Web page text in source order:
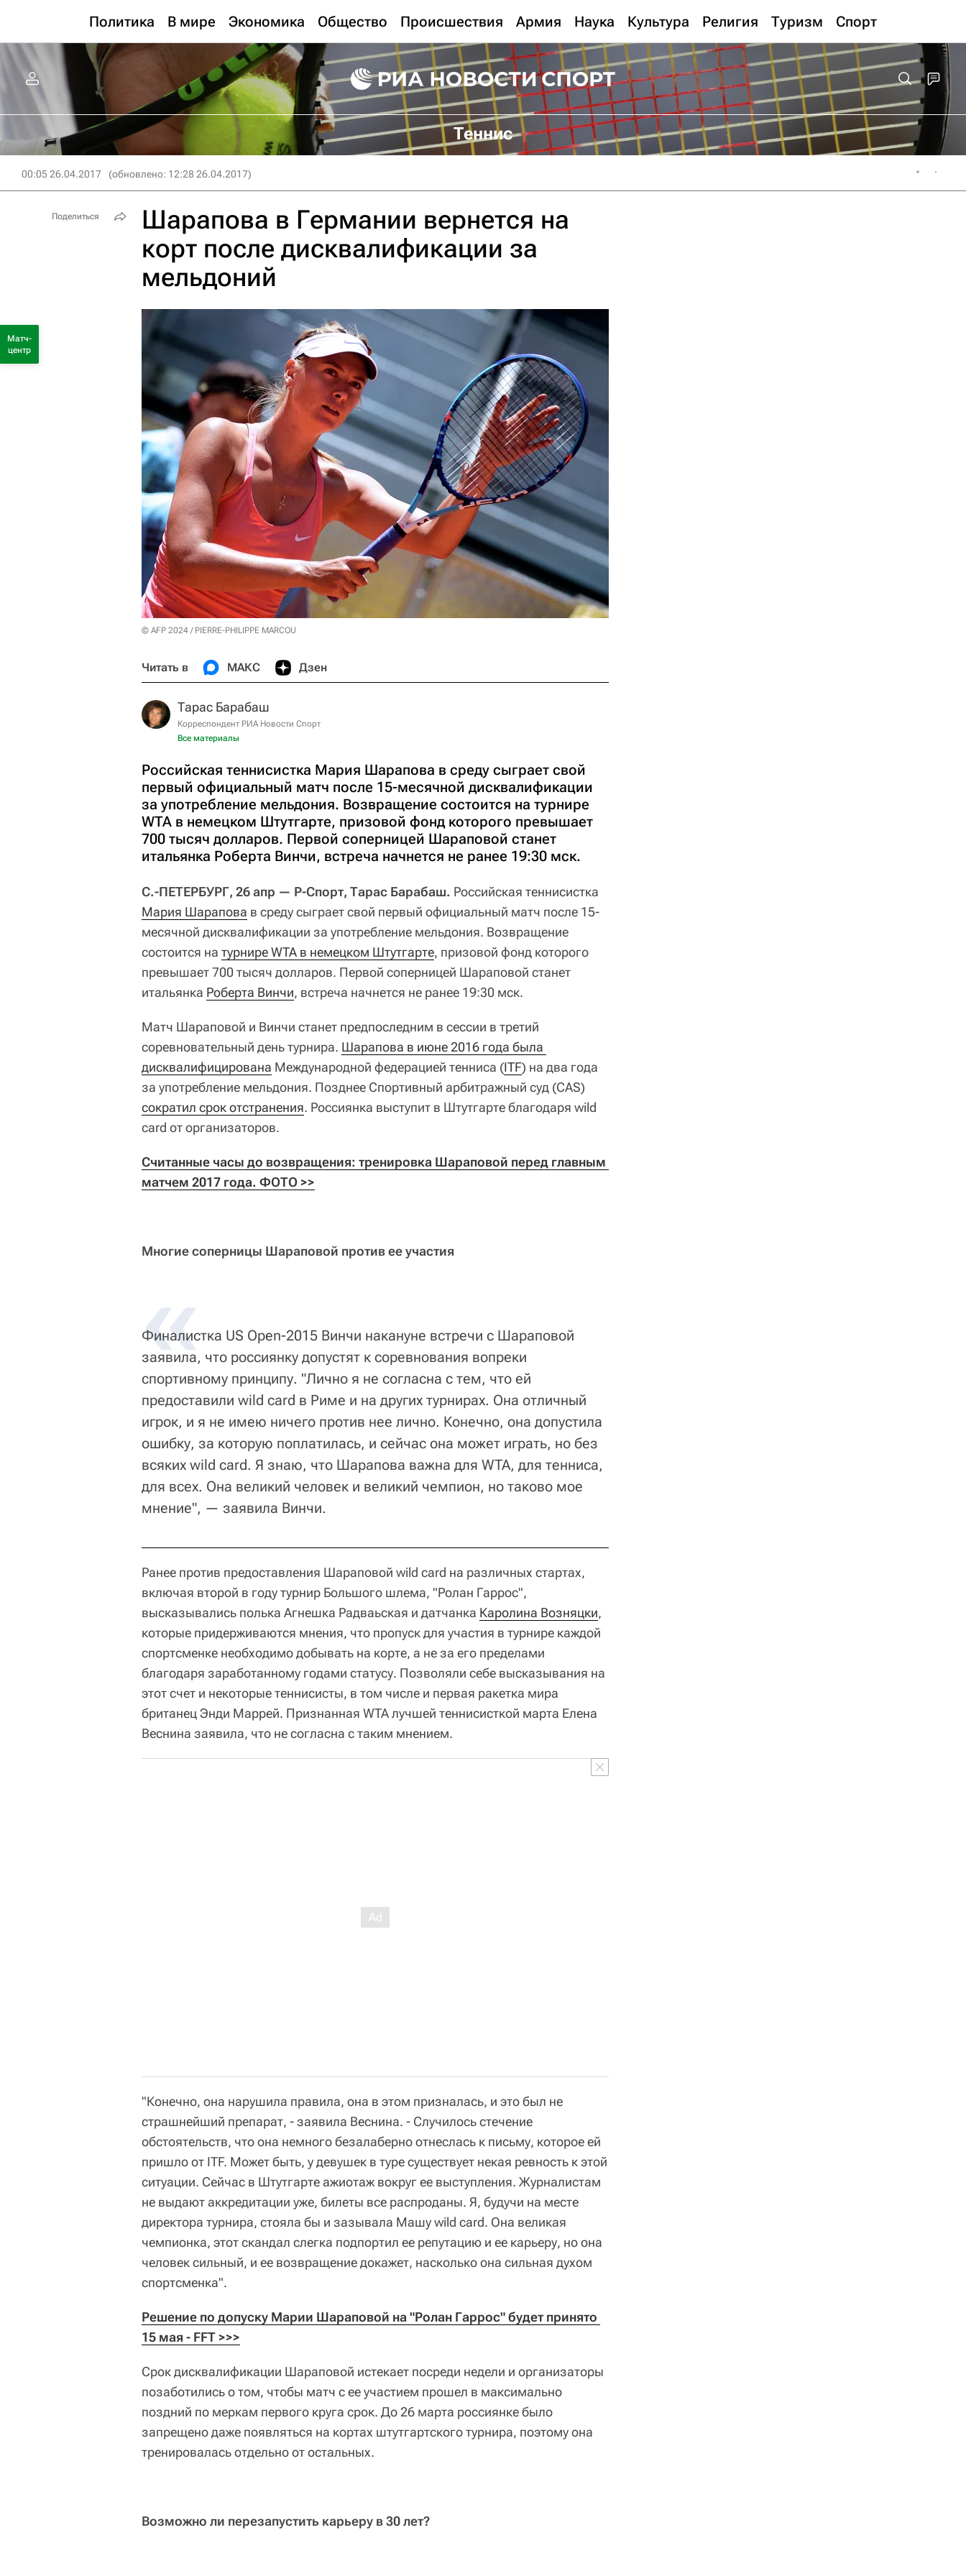
Политика В мире Экономика Общество Происшествия Армия Наука Культура Религия Туризм Спорт
Теннис
00:05 26.04.2017 (обновлено: 12:28 26.04.2017)
Шарапова в Германии вернется на
корт после дисквалификации за
мельдоний
© AFP 2024 / PIERRE-PHILIPPE MARCOU
Читать в МАКС Дзен
Тарас Барабаш
Корреспондент РИА Новости Спорт
Все материалы
Российская теннисистка Мария Шарапова в среду сыграет свой
первый официальный матч после 15-месячной дисквалификации
за употребление мельдония. Возвращение состоится на турнире
WTA в немецком Штутгарте, призовой фонд которого превышает
700 тысяч долларов. Первой соперницей Шараповой станет
итальянка Роберта Винчи, встреча начнется не ранее 19:30 мск.
С.-ПЕТЕРБУРГ, 26 апр — Р-Спорт, Тарас Барабаш. Российская теннисистка
Мария Шарапова в среду сыграет свой первый официальный матч после 15-
месячной дисквалификации за употребление мельдония. Возвращение
состоится на турнире WTA в немецком Штутгарте, призовой фонд которого
превышает 700 тысяч долларов. Первой соперницей Шараповой станет
итальянка Роберта Винчи, встреча начнется не ранее 19:30 мск.
Матч Шараповой и Винчи станет предпоследним в сессии в третий
соревновательный день турнира. Шарапова в июне 2016 года была
дисквалифицирована Международной федерацией тенниса (ITF) на два года
за употребление мельдония. Позднее Спортивный арбитражный суд (CAS)
сократил срок отстранения. Россиянка выступит в Штутгарте благодаря wild
card от организаторов.
Считанные часы до возвращения: тренировка Шараповой перед главным
матчем 2017 года. ФОТО >>
Многие соперницы Шараповой против ее участия
Финалистка US Open-2015 Винчи накануне встречи с Шараповой
заявила, что россиянку допустят к соревнования вопреки
спортивному принципу. "Лично я не согласна с тем, что ей
предоставили wild card в Риме и на других турнирах. Она отличный
игрок, и я не имею ничего против нее лично. Конечно, она допустила
ошибку, за которую поплатилась, и сейчас она может играть, но без
всяких wild card. Я знаю, что Шарапова важна для WTA, для тенниса,
для всех. Она великий человек и великий чемпион, но таково мое
мнение", — заявила Винчи.
Ранее против предоставления Шараповой wild card на различных стартах,
включая второй в году турнир Большого шлема, "Ролан Гаррос",
высказывались полька Агнешка Радваьская и датчанка Каролина Возняцки,
которые придерживаются мнения, что пропуск для участия в турнире каждой
спортсменке необходимо добывать на корте, а не за его пределами
благодаря заработанному годами статусу. Позволяли себе высказывания на
этот счет и некоторые теннисисты, в том числе и первая ракетка мира
британец Энди Маррей. Признанная WTA лучшей теннисисткой марта Елена
Веснина заявила, что не согласна с таким мнением.
"Конечно, она нарушила правила, она в этом призналась, и это был не
страшнейший препарат, - заявила Веснина. - Случилось стечение
обстоятельств, что она немного безалаберно отнеслась к письму, которое ей
пришло от ITF. Может быть, у девушек в туре существует некая ревность к этой
ситуации. Сейчас в Штутгарте ажиотаж вокруг ее выступления. Журналистам
не выдают аккредитации уже, билеты все распроданы. Я, будучи на месте
директора турнира, стояла бы и зазывала Машу wild card. Она великая
чемпионка, этот скандал слегка подпортил ее репутацию и ее карьеру, но она
человек сильный, и ее возвращение докажет, насколько она сильная духом
спортсменка".
Решение по допуску Марии Шараповой на "Ролан Гаррос" будет принято
15 мая - FFT >>>
Срок дисквалификации Шараповой истекает посреди недели и организаторы
позаботились о том, чтобы матч с ее участием прошел в максимально
поздний по меркам первого круга срок. До 26 марта россиянке было
запрещено даже появляться на кортах штутгартского турнира, поэтому она
тренировалась отдельно от остальных.
Возможно ли перезапустить карьеру в 30 лет?
Поделиться
Матч-
центр